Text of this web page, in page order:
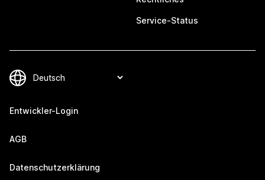
Service-Status
Entwickler-Login
AGB
Datenschutzerklärung